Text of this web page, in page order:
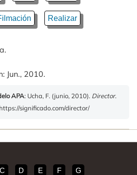
Realizar
Jun., 2010.
APA: Ucha, F. (junio, 2010). Director.
significado.com/director/
C D E F G